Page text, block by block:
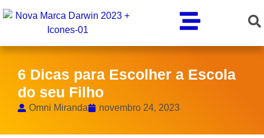
6 Dicas para Escolher a Escola
do seu Filho
Omni Miranda novembro 24, 2023